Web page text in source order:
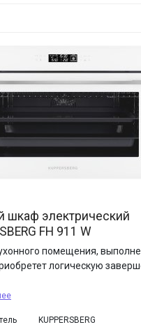
шкаф электрический
FH 911 W
помещения,
логическую
KUPPERSBERG